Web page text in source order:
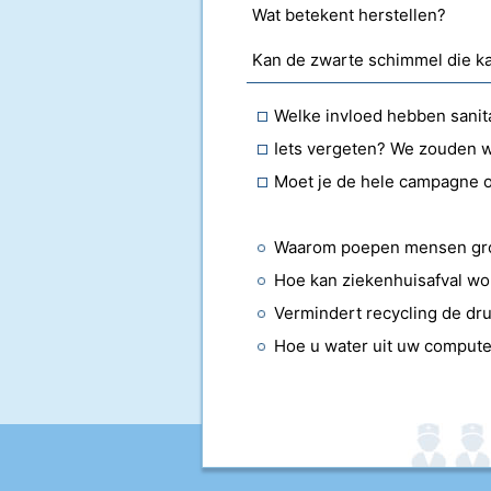
Wat betekent herstellen?
Welke invloed hebben
Iets vergeten? We zouden
Waarom poepen mensen
Hoe kan ziekenhuisafval
Vermindert recycling de
Hoe u water uit uw